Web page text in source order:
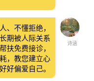
诗涵
、不懂拒绝，
期被人际关系
扶免费接诊，
，教您建立心
好偏爱自己。